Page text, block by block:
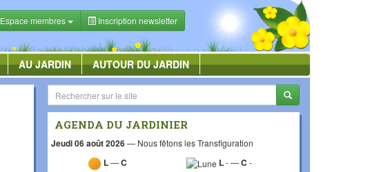
Espace membres Inscription newsletter
AU JARDIN AUTOUR DU JARDIN
AGENDA DU JARDINIER
Jeudi 06 août 2026— Nous fêtons les Transfiguration
L—C L-—C-